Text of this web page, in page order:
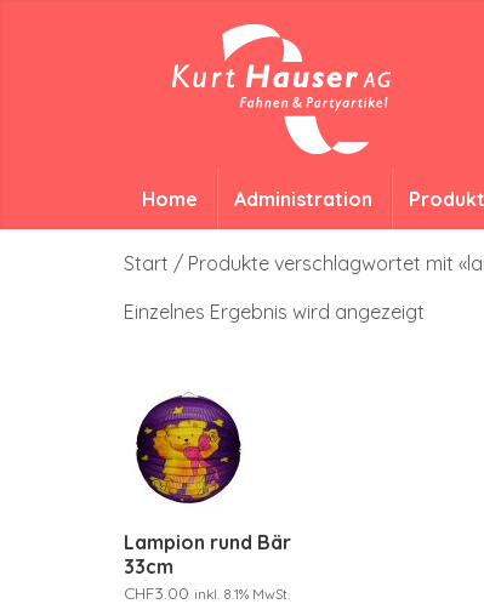
Home Administration
Start / Produkte verschlagwortet mit
Einzelnes Ergebnis wird angezeigt
Lampion rund Bär
33cm
CHF3.00 inkl. 8.1% MwSt.